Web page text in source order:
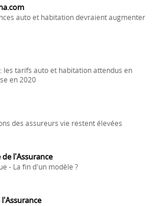
auto et habitation devraient augmenter
les tarifs auto et habitation attendus en
en 2020
des assureurs vie restent élevées
de l'Assurance
- La fin d'un modèle ?
l'Assurance